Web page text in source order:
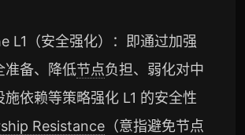
L1（安全强化）：即通过加强
准备、降低节点负担、弱化对中
施依赖等策略强化 L1 的安全性
Resistance （意指避免节点